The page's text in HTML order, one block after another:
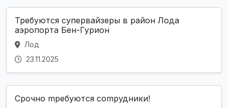
Требуются супервайзеры в район Лода
аэропорта Бен-Гурион
Лод
23.11.2025
Срочно mpeбуются comрудники!